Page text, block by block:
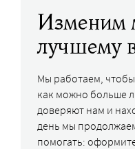
Изменим
лучшему
Мы работаем,
как можно больше
доверяют нам и
день мы
помогать: